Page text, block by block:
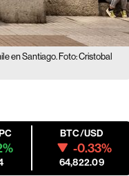
en Santiago. Foto: Cristobal
BTC/USD
-0.33%
64,822.09